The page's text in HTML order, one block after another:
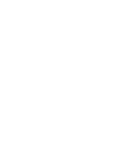
value for money